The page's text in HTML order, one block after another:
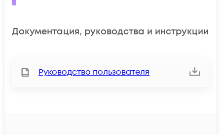
Документация, руководства и инструкции
Руководство пользователя